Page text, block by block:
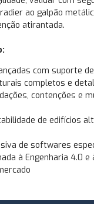
ao galpão
atirantada.
com suporte
completos e
contenções e
de edifícios
de softwares
à Engenharia 4.0 e